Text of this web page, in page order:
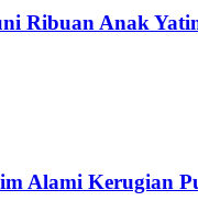
Ribuan Anak
Alami Kerugian